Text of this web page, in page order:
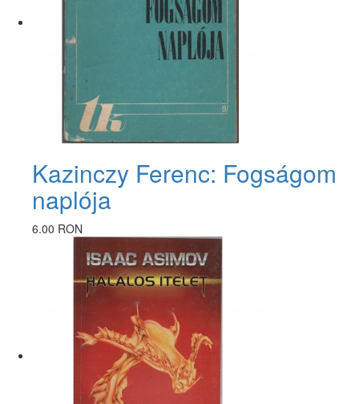
Kazinczy Ferenc: Fogságom
naplója
6.00 RON